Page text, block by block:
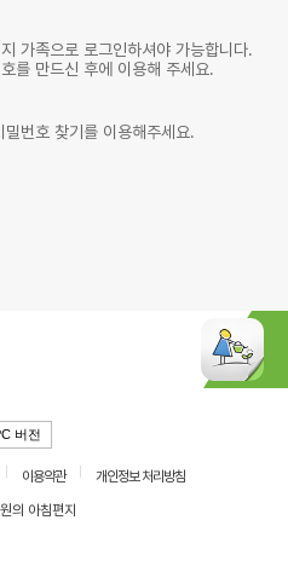
가족으로 로그인하셔야 가능합니다.
를 만드신 후에 이용해 주세요.
번호 찾기를 이용해주세요.
버전
이용약관
개인정보 처리방침
의 아침편지